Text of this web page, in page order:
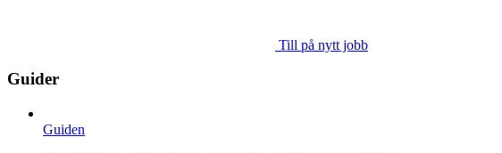
Till på nytt jobb
Guider
Guiden